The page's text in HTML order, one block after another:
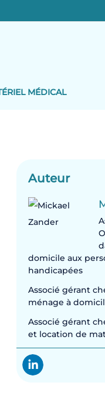
MÉDICAL
Auteur
domicile aux
handicapées
Associé gérant
ménage à
Associé gérant
et location de